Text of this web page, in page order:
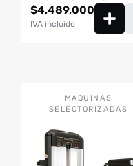
$4,489,000
IVA incluido
MAQUINAS
SELECTORIZADAS